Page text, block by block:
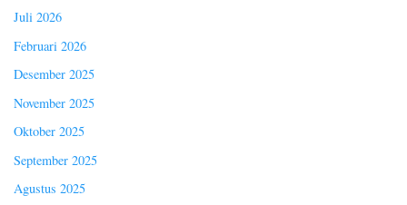
Juli 2026
Februari 2026
Desember 2025
November 2025
Oktober 2025
September 2025
Agustus 2025